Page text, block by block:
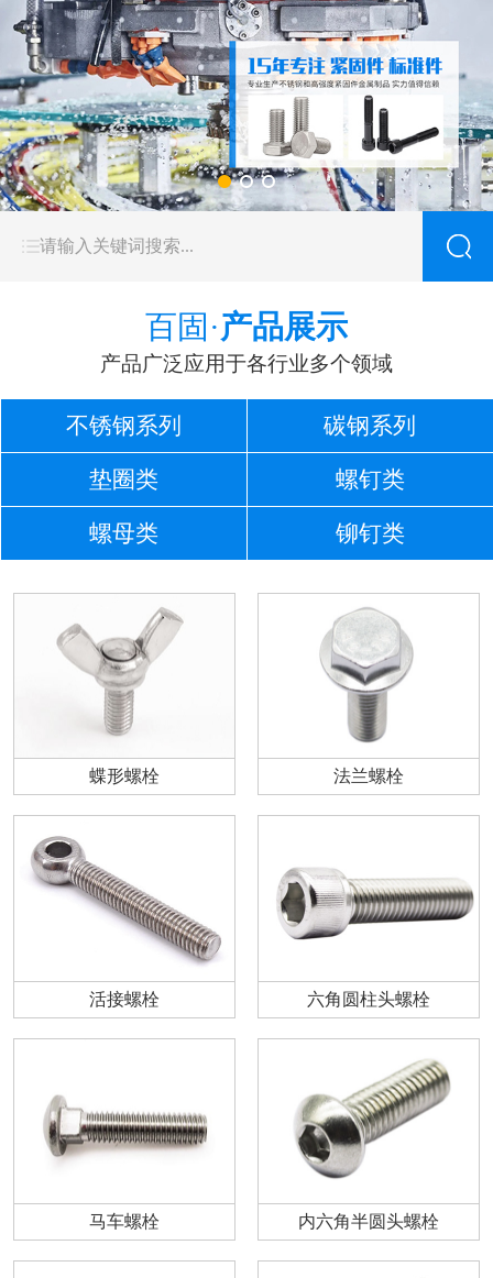
百固·产品展示
产品广泛应用于各行业多个领域
不锈钢系列 碳钢系列
垫圈类 螺钉类
螺母类 铆钉类
蝶形螺栓 法兰螺栓
活接螺栓 六角圆柱头螺栓
马车螺栓 内六角半圆头螺栓